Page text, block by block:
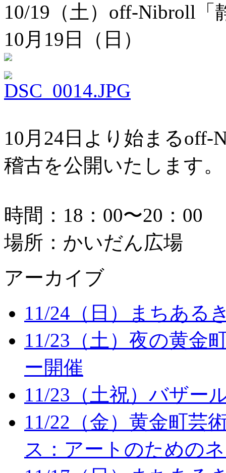
10/19（土）off-Nibroll「
10月19日（日）
10月24日より始まるoff-
稽古を公開いたします。
時間：18：00〜20：00
場所：かいだん広場
アーカイブ
11/24（日）まちある
11/23（土）夜の黄金
ー開催
11/23（土祝）バザー
11/22（金）黄金町芸
ス：アートのための